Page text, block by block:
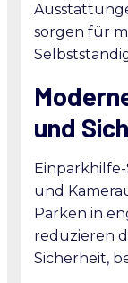
sorgen für
und
und
Parken in
reduzieren
Sicherheit,